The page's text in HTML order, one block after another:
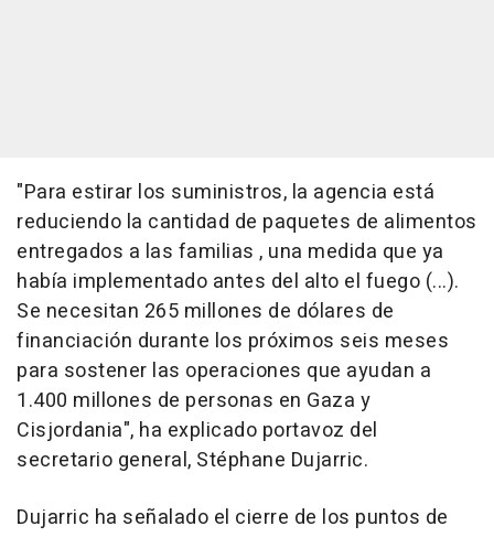
"Para estirar los suministros, la agencia está
reduciendo la cantidad de paquetes de alimentos
entregados a las familias , una medida que ya
había implementado antes del alto el fuego (...).
Se necesitan 265 millones de dólares de
financiación durante los próximos seis meses
para sostener las operaciones que ayudan a
1.400 millones de personas en Gaza y
Cisjordania", ha explicado portavoz del
secretario general, Stéphane Dujarric.
Dujarric ha señalado el cierre de los puntos de